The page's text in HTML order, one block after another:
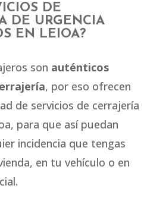
DE
DE URGENCIA
EN LEIOA?
son auténticos
, por eso ofrecen
de servicios de cerrajería
para que así puedan
incidencia que tengas
en tu vehículo o en